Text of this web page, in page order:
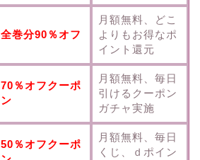
全巻分90％オフ
月額無料、どこ
よりもお得なポ
イント還元
70％オフクーポ
ン
月額無料、毎日
引けるクーポン
ガチャ実施
50％オフクーポ
月額無料、毎日
くじ、ｄポイン